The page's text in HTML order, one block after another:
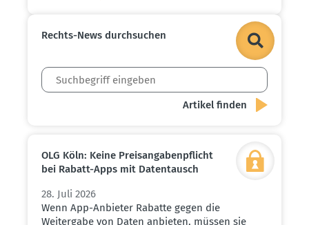
Rechts-News durch­suchen
OLG Köln: Keine Preis­an­ga­ben­pflicht
bei Rabatt-Apps mit Daten­tausch
28. Juli 2026
Wenn App-Anbieter Rabatte gegen die
Weitergabe von Daten anbieten, müssen sie